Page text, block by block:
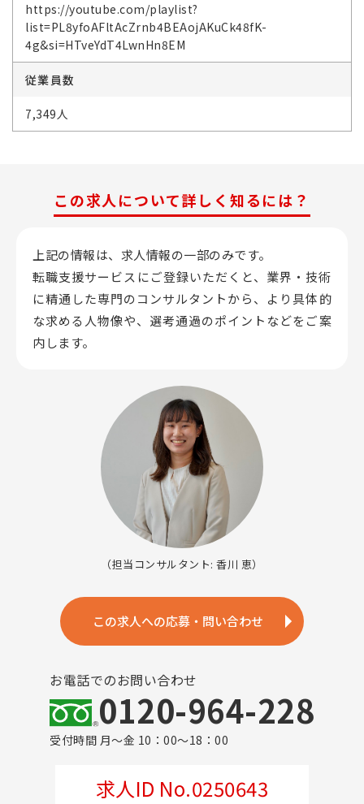
https://youtube.com/playlist?
list=PL8yfoAFltAcZrnb4BEAojAKuCk48fK-
4g&si=HTveYdT4LwnHn8EM
従業員数
7,349人
この求人について詳しく知るには？
上記の情報は、求人情報の一部のみです。
転職支援サービスにご登録いただくと、業界・技術
に精通した専門のコンサルタントから、 より具体的
な求める人物像や、選考通過のポイントなどをご案
内します。
（担当コンサルタント: 香川 恵）
この求人への応募・問い合わせ
お電話でのお問い合わせ
0120-964-228
受付時間 月～金 10：00～18：00
求人ID No.0250643